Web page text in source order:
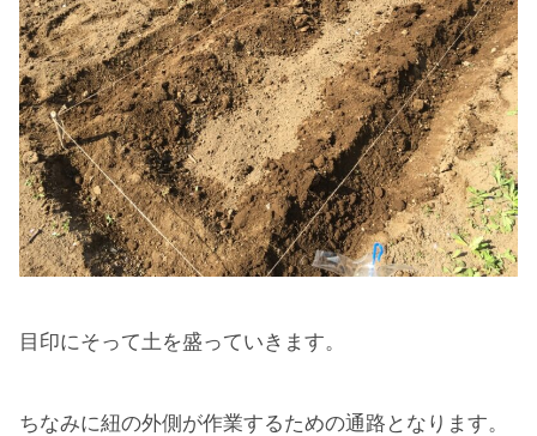
目印にそって土を盛っていきます。
ちなみに紐の外側が作業するための通路となります。